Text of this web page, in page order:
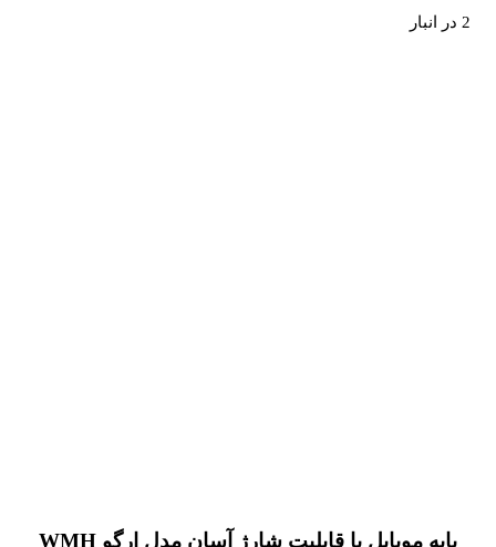
2 در انبار
پایه موبایل با قابلیت شارژ آسان مدل ارگو WMH